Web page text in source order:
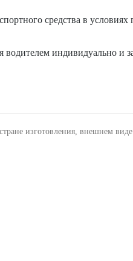
средства в
индивидуально и
изготовления, внешнем